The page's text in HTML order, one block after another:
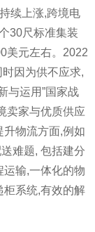
续上涨,跨境电
30尺标准集装
美元左右。2022
因为供不应求,
与运用”国家战
卖家与优质供应
物流方面,例如
难题, 包括建分
输,一体化的物
柜系统,有效的解